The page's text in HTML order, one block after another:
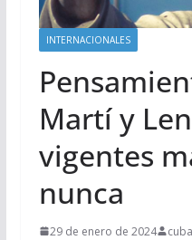
INTERNACIONALES
Martí y
vigentes
nunca
29 de enero de 2024